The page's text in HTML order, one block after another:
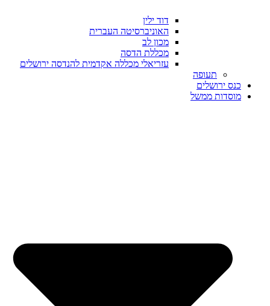
דוד ילין
האוניברסיטה העברית
מכון לב
מכללת הדסה
עזריאלי מכללה אקדמית להנדסה ירושלים
תעופה
כנס ירושלים
מוסדות ממשל